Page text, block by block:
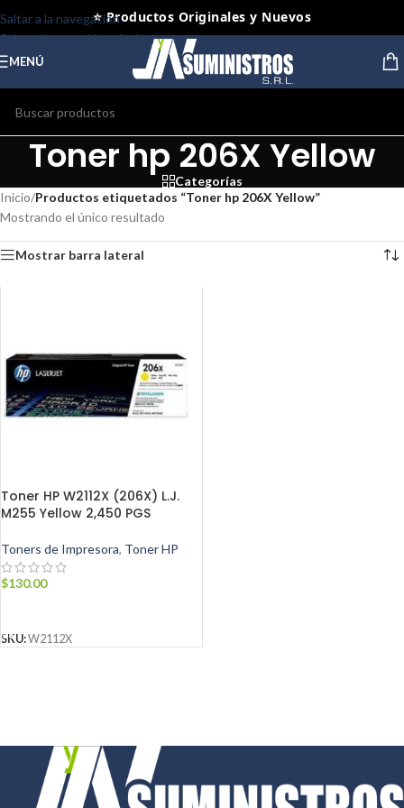
Saltar a la navegación
Saltar al contenido principal
⭐ Productos Originales y Nuevos
MENÚ
Toner hp 206X Yellow
Categorías
Inicio/Productos etiquetados “Toner hp 206X Yellow”
Mostrando el único resultado
Mostrar barra lateral
Toner HP W2112X (206X) L.J.
M255 Yellow 2,450 PGS
Toners de Impresora, Toner HP
$130.00
SKU:W2112X